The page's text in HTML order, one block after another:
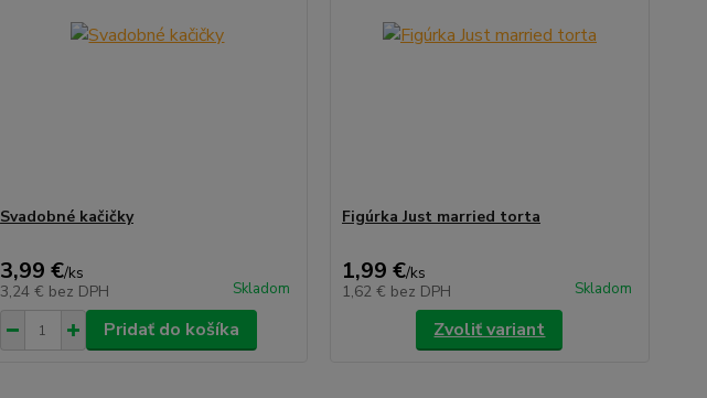
Svadobné kačičky
3,99 €/ks
3,24 € bez DPH Skladom
Pridať do košíka
Figúrka Just married torta
1,99 €/ks
1,62 € bez DPH Skladom
Zvoliť variant